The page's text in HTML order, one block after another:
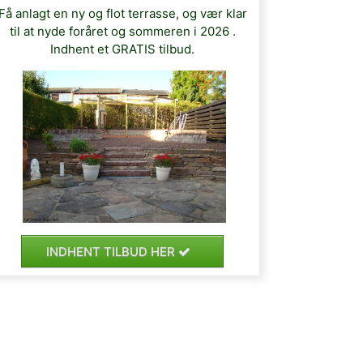
anlagt en ny og flot terrasse, og vær klar
til at nyde foråret og sommeren i 2026 .
Indhent et GRATIS tilbud.
INDHENT TILBUD HER